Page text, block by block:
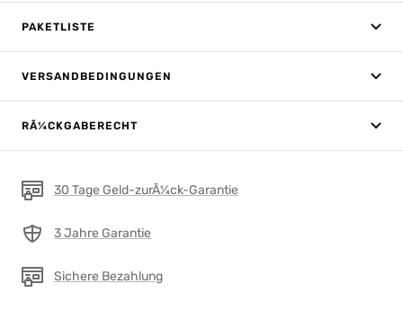
PAKETLISTE
VERSANDBEDINGUNGEN
RÃ¼CKGABERECHT
30 Tage Geld-zurÃ¼ck-Garantie
3 Jahre Garantie
Sichere Bezahlung